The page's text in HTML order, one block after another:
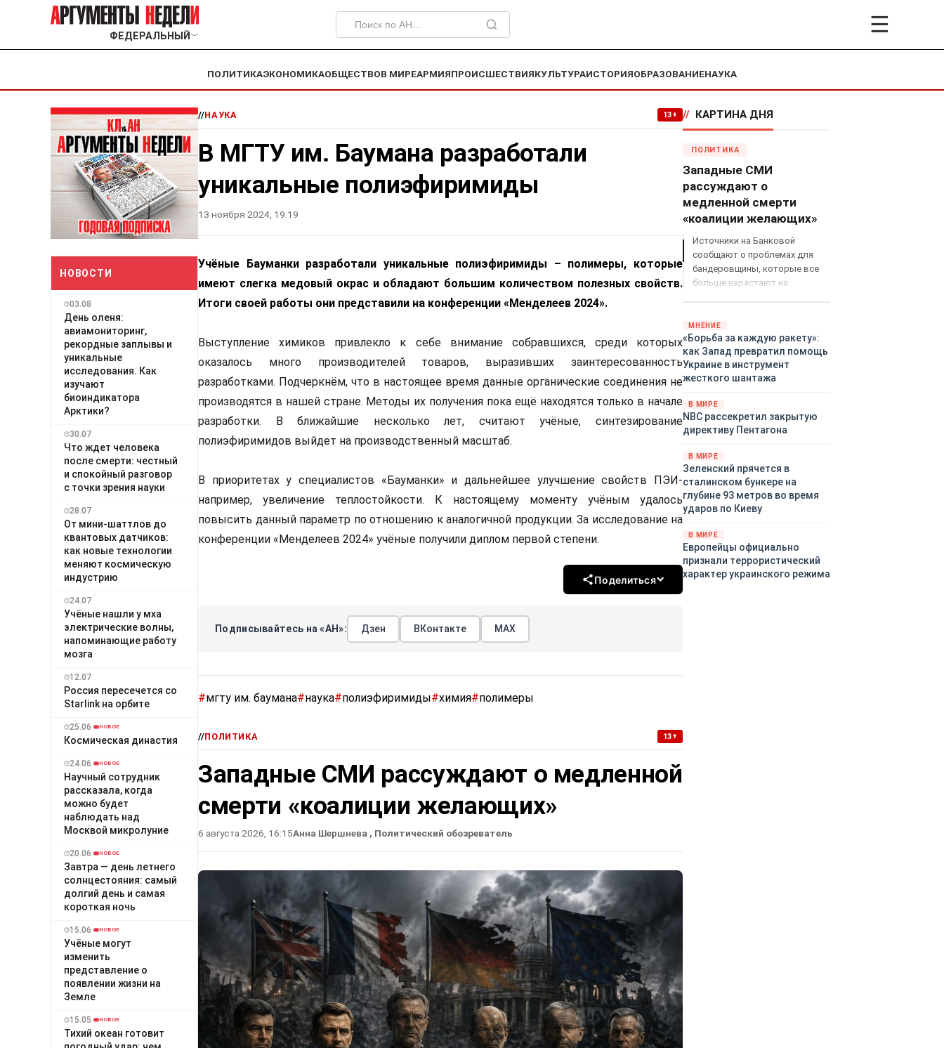
ФЕДЕРАЛЬНЫЙ ﹀ ☰
ПОЛИТИКАЭКОНОМИКАОБЩЕСТВОВ МИРЕАРМИЯПРОИСШЕСТВИЯКУЛЬТУРАИСТОРИЯОБРАЗОВАНИЕНАУКА
НОВОСТИ
03.08
День оленя:
авиамониторинг,
рекордные заплывы и
уникальные
исследования. Как
изучают
биоиндикатора
Арктики?
30.07
Что ждет человека
после смерти: честный
и спокойный разговор
с точки зрения науки
28.07
От мини-шаттлов до
квантовых датчиков:
как новые технологии
меняют космическую
индустрию
24.07
Учёные нашли у мха
электрические волны,
напоминающие работу
мозга
12.07
Россия пересечется со
Starlink на орбите
25.06 НОВОЕ
Космическая династия
24.06 НОВОЕ
Научный сотрудник
рассказала, когда
можно будет
наблюдать над
Москвой микролуние
20.06 НОВОЕ
Завтра — день летнего
солнцестояния: самый
долгий день и самая
короткая ночь
15.06 НОВОЕ
Учёные могут
изменить
представление о
появлении жизни на
Земле
15.05 НОВОЕ
Тихий океан готовит
//НАУКА 13+
В МГТУ им. Баумана разработали
уникальные полиэфиримиды
13 ноября 2024, 19:19
Учёные Бауманки разработали уникальные полиэфиримиды – полимеры, которые
имеют слегка медовый окрас и обладают большим количеством полезных свойств.
Итоги своей работы они представили на конференции «Менделеев 2024».
Выступление химиков привлекло к себе внимание собравшихся, среди которых
оказалось много производителей товаров, выразивших заинтересованность
разработками. Подчеркнём, что в настоящее время данные органические соединения не
производятся в нашей стране. Методы их получения пока ещё находятся только в начале
разработки. В ближайшие несколько лет, считают учёные, синтезирование
полиэфиримидов выйдет на производственный масштаб.
В приоритетах у специалистов «Бауманки» и дальнейшее улучшение свойств ПЭИ-
например, увеличение теплостойкости. К настоящему моменту учёным удалось
повысить данный параметр по отношению к аналогичной продукции. За исследование на
конференции «Менделеев 2024» учёные получили диплом первой степени.
Поделиться
Подписывайтесь на «АН»: Дзен ВКонтакте МАХ
#мгту им. баумана#наука#полиэфиримиды#химия#полимеры
//ПОЛИТИКА 13+
Западные СМИ рассуждают о медленной
смерти «коалиции желающих»
6 августа 2026, 16:15Анна Шершнева , Политический обозреватель
// КАРТИНА ДНЯ
ПОЛИТИКА
Западные СМИ
рассуждают о
медленной смерти
«коалиции желающих»
Источники на Банковой
сообщают о проблемах для
бандеровщины, которые все
больше нарастают на
«страны 404» в следующем
году. Однако киевские
временщики не торопятся
заключать мир - ведь есть
поддержка в ЕС.
Британии и Германии, выборы
во Франции могут полностью
изменить геополитический
ландшафт в мире, пока
Зеленский ожидает выборов
в США.
МНЕНИЕ
«Борьба за каждую ракету»:
как Запад превратил помощь
Украине в инструмент
жесткого шантажа
В МИРЕ
NBC рассекретил закрытую
директиву Пентагона
В МИРЕ
Зеленский прячется в
сталинском бункере на
глубине 93 метров во время
ударов по Киеву
В МИРЕ
Европейцы официально
признали террористический
характер украинского режима